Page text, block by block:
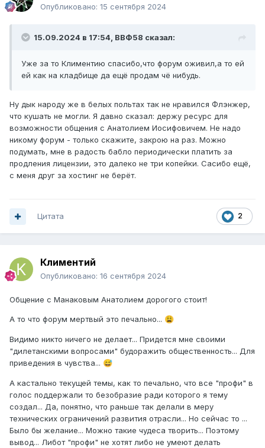
Опубликовано: 15 сентября 2024
15.09.2024 в 17:54, ВВФ58 сказал:
Уже за то Климентию спасибо,что форум оживил,а то ей
ей как на кладбище да ещё продам чё нибудь.
Ну дык народу же в белых польтах так не нравился Флэнжер,
что кушать не могли. Я давно сказал: держу ресурс для
возможности общения с Анатолием Иосифовичем. Не надо
никому форум - только скажите, закрою на раз. Можно
подумать, мне в радость бабло периодически платить за
продления лицензии, это далеко не три копейки. Сасибо ещё,
с меня друг за хостинг не берёт.
2
Цитата
Климентий
Опубликовано: 16 сентября 2024
Общение с Манаковым Анатолием дорогого стоит!
А то что форум мертвый это печально... 😩
Видимо никто ничего не делает... Придется мне своими
"дилетанскими вопросами" будоражить общественность... Для
приведения в чувства... 😅
А кастально текущей темы, как то печально, что все "профи" в
голос поддержали то безобразие ради которого я тему
создал... Да, понятно, что раньше так делали в меру
технических ограничений развития отрасли... Но сейчас то ...
Было бы желание... Можно такие чудеса творить... Поэтому
вывод... Либот "профи" не хотят либо не умеют делать